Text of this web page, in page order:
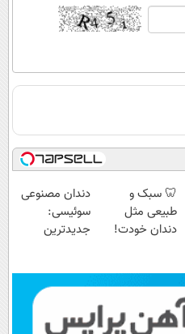
🦷 سبک و
طبیعی مثل
دندان خودت!
💳 📍 تهران
دندان مصنوعی
سوئیسی:
جدیدترین
پرداخت قسطی